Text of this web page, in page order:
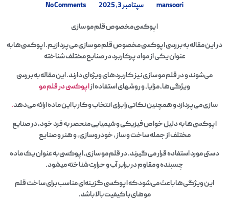
mansoori سپتامبر 3, 2025 No Comments
اپوکسی مخصوص قلم مو سازی
در این مقاله به بررسی اپوکسی مخصوص قلم مو سازی می‌پردازیم. اپوکسی‌ها به
عنوان یکی از مواد پرکاربرد در صنایع مختلف شناخته
می‌شوند و در قلم مو سازی نیز کاربردهای ویژه‌ای دارند. این مقاله به بررسی
ویژگی‌ها، مزایا، و روشهای استفاده ازاپوکسی در قلم مو
سازی می‌پردازد و همچنین نکاتی را برای انتخاب و کار با این ماده ارائه می‌دهد.
اپوکسی‌ها به دلیل خواص فیزیکی و شیمیایی منحصر به فرد خود، در صنایع
مختلف از جمله ساخت و ساز ، خودروسازی، و هنر و صنایع
دستی مورد استفاده قرار می‌گیرند. در قلم مو سازی، اپوکسی به عنوان یک ماده
چسبنده و مقاوم در برابر آب و حرارت شناخته میشود.
این ویژگی‌ها باعث می‌شود که اپوکسی گزینه‌ای مناسب برای ساخت قلم
موهای با کیفیت بالا باشد.